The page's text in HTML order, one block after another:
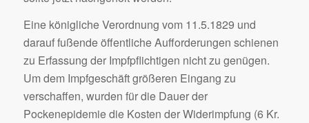
Eine königliche Verordnung vom 11.5.1829 und
darauf fußende öffentliche Aufforderungen schienen
zu Erfassung der Impfpflichtigen nicht zu genügen.
Um dem Impfgeschäft größeren Eingang zu
verschaffen, wurden für die Dauer der
Pockenepidemie die Kosten der Widerimpfung (6 Kr.